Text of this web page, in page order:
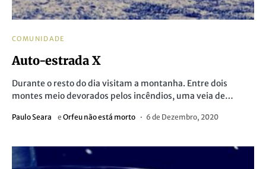
COMUNIDADE
Auto-estrada X
Durante o resto do dia visitam a montanha. Entre dois
montes meio devorados pelos incêndios, uma veia de…
Paulo Seara e Orfeu não está morto 6 de Dezembro, 2020